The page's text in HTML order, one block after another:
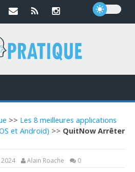
>> Les 8 meilleures applications
et Android) >> QuitNow Arrêter
Alain Roache 0